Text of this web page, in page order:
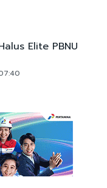
Elite PBNU